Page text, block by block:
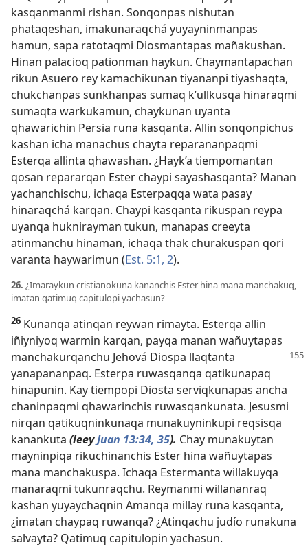
kasqanmanmi rishan. Sonqonpas nishutan
phataqeshan, imakunaraqchá yuyayninmanpas
hamun, sapa ratotaqmi Diosmantapas mañakushan.
Hinan palacioq pationman haykun. Chaymantapachan
rikun Asuero rey kamachikunan tiyananpi tiyashaqta,
chukchanpas sunkhanpas sumaq k’ullkusqa hinaraqmi
sumaqta warkukamun, chaykunan uyanta
qhawarichin Persia runa kasqanta. Allin sonqonpichus
kashan icha manachus chayta reparananpaqmi
Esterqa allinta qhawashan. ¿Hayk’a tiempomantan
qosan repararqan Ester chaypi sayashasqanta? Manan
yachanchischu, ichaqa Esterpaqqa wata pasay
hinaraqchá karqan. Chaypi kasqanta rikuspan reypa
uyanqa huknirayman tukun, manapas creeyta
atinmanchu hinaman, ichaqa thak churakuspan qori
varanta haywarimun (Est. 5:1, 2).
26. ¿Imaraykun cristianokuna kananchis Ester hina mana manchakuq,
imatan qatimuq capitulopi yachasun?
26 Kunanqa atinqan reywan rimayta. Esterqa allin
iñiyniyoq warmin karqan, payqa manan wañuytapas
manchakurqanchu Jehová Diospa llaqtanta
yanapananpaq. Esterpa ruwasqanqa qatikunapaq
hinapunin. Kay tiempopi Diosta serviqkunapas ancha
chaninpaqmi qhawarinchis ruwasqankunata. Jesusmi
nirqan qatikuqninkunaqa munakuyninkupi reqsisqa
kanankuta (leeyJuan 13:34, 35). Chay munakuytan
mayninpiqa rikuchinanchis Ester hina wañuytapas
mana manchakuspa. Ichaqa Estermanta willakuyqa
manaraqmi tukunraqchu. Reymanmi willananraq
kashan yuyaychaqnin Amanqa millay runa kasqanta,
¿imatan chaypaq ruwanqa? ¿Atinqachu judío runakuna
salvayta? Qatimuq capitulopin yachasun.